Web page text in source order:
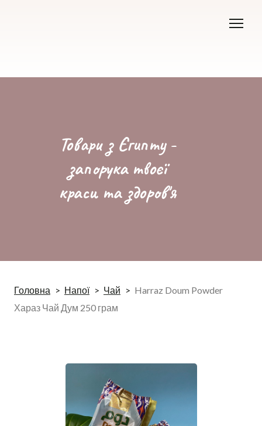
Товари з Єгипту -
запорука твоєї
краси та здоров'я
Головна Напої Чай
Harraz Doum Powder
Хараз Чай Дум 250 грам